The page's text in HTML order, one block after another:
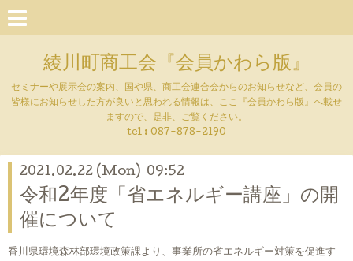
綾川町商工会『会員かわら版』
セミナーや展示会の案内、国や県、商工会連合会からのお知らせなど、会員の
皆様にお知らせした方が良いと思われる情報は、ここ『会員かわら版』へ載せ
ますので、是非、ご覧ください。
tel : 087-878-2190
2021.02.22 (Mon) 09:52
令和2年度「省エネルギー講座」の開
催について
香川県環境森林部環境政策課より、事業所の省エネルギー対策を促進す